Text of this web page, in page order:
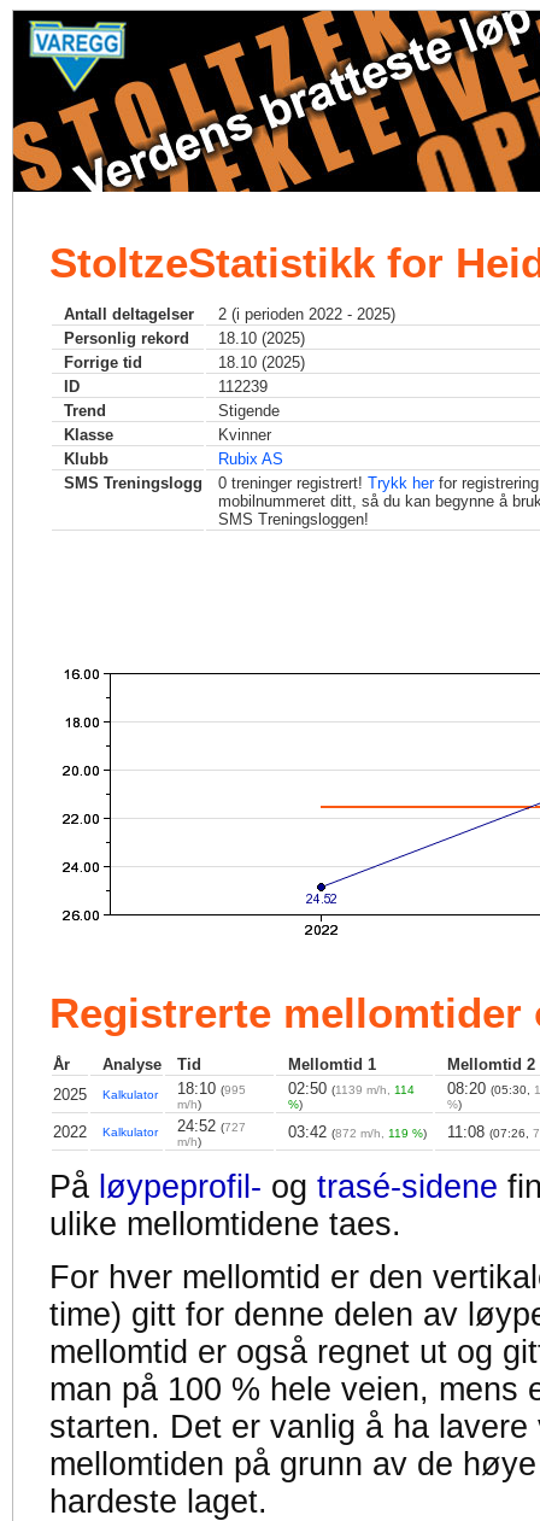
StoltzeStatistikk for
Antall deltagelser
2 (i perioden 2022 - 2025)
Personlig rekord
18.10 (2025)
Forrige tid
18.10 (2025)
ID
112239
Trend
Stigende
Klasse
Kvinner
Klubb
Rubix AS
SMS Treningslogg
0 treninger registrert! Trykk herfor
mobilnummeret ditt, så du kan begynne å
SMS Treningsloggen!
Registrerte mellomtider
År Analyse Tid Mellomtid 1
Mellomtid 2
2025
Kalkulator 18:10 (995
m/h)
02:50 (1139 m/h, 114
%)
08:20 (05:30,
%)
2022 Kalkulator 24:52 (727
m/h)
03:42 (872 m/h, 119 %) 11:08 (07:26,
På løypeprofil- og trasé-sidene
ulike mellomtidene taes.
For hver mellomtid er den
time) gitt for denne delen av
mellomtid er også regnet ut og
man på 100 % hele veien, mens
starten. Det er vanlig å ha
mellomtiden på grunn av de
hardeste laget.